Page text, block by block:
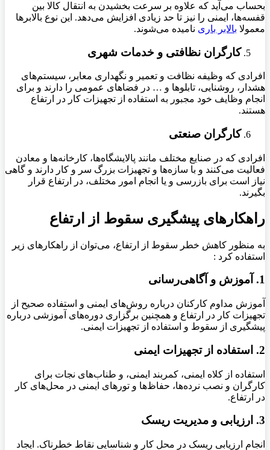
بحساب می‌آید که علاوه بر سرعت بخشیدن به انتقال کالا بین
قفسه‌ها، ایمنی را نیز تا حد زیادی افزایش می‌دهد. این نوع بالابرها
معمولا بالابر باری نامیده می‌شوند.
کارگران نظافتی و خدمات شهری
افرادی که وظیفه نظافت و تعمیر و نگهداری معابر، سیستم‌های
هشدار، روشنایی، تابلوها و … در فضاهای عمومی را دارند و برای
انجام وظایف خود مجبور به استفاده از تجهیزات کار در ارتفاع
هستند.
کارگران صنعتی
افرادی که در صنایع مختلف مانند پالایشگاه‌ها، کارخانه‌ها و معادن
فعالیت می‌کنند و با سازه‌ها و تجهیزات بزرگ سر و کار دارند و گاهی
نیاز است برای بازرسی و یا انجام امور مختلف، در ارتفاع قرار
بگیرند.
راهکارهای پیشگیری سقوط از ارتفاع
به منظور کاهش خطر سقوط از ارتفاع، می‌توان از راهکارهای زیر
استفاده کرد :
1. آموزش و آگاهی‌رسانی
آموزش مداوم کارکنان درباره روش‌های ایمنی و استفاده صحیح از
تجهیزات کار در ارتفاع و همچنین برگزاری دوره‌های آموزشی درباره
پیشگیری از سقوط و استفاده از تجهیزات ایمنی.
2. استفاده از تجهیزات ایمنی
استفاده از کلاه ایمنی، کمربند ایمنی، و طناب‌های نجات برای
کارگران و نصب نرده‌ها، حفاظ‌ها و تورهای ایمنی در محل‌های کار
در ارتفاع.
3. ارزیابی و مدیریت ریسک
انجام ارزیابی ریسک در محل کار و شناسایی نقاط خطرناک. ایجاد